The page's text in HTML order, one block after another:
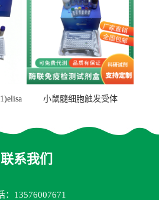
小鼠髓细胞触发受体
联系我们
：13576007671